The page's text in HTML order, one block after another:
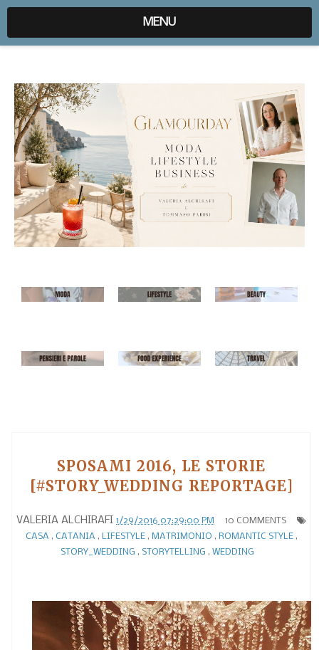
expr:lang=it;data:blog.locale
MENU
SPOSAMI 2016, LE STORIE
[#STORY_WEDDING REPORTAGE]
VALERIA ALCHIRAFI 1/29/2016 07:29:00 PM
10 COMMENTS
CASA , CATANIA , LIFESTYLE, MATRIMONIO , ROMANTIC STYLE,
STORY_WEDDING , STORYTELLING , WEDDING